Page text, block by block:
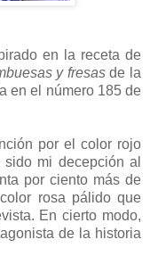
en la receta de
y fresasde la
en el número 185 de
por el color rojo
mi decepción al
por ciento más de
rosa pálido que
En cierto modo,
de la historia